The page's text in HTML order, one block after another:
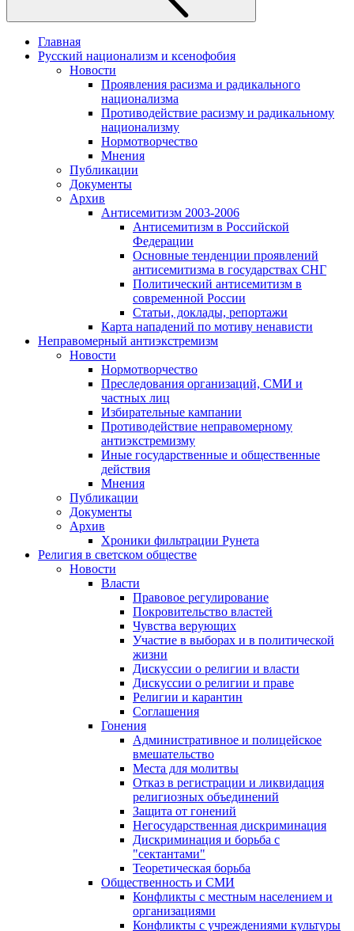
Главная
Русский национализм и ксенофобия
Новости
Проявления расизма и радикального
национализма
Противодействие расизму и радикальному
национализму
Нормотворчество
Мнения
Публикации
Документы
Архив
Антисемитизм 2003-2006
Антисемитизм в Российской
Федерации
Основные тенденции проявлений
антисемитизма в государствах СНГ
Политический антисемитизм в
современной России
Статьи, доклады, репортажи
Карта нападений по мотиву ненависти
Неправомерный антиэкстремизм
Новости
Нормотворчество
Преследования организаций, СМИ и
частных лиц
Избирательные кампании
Противодействие неправомерному
антиэкстремизму
Иные государственные и общественные
действия
Мнения
Публикации
Документы
Архив
Хроники фильтрации Рунета
Религия в светском обществе
Новости
Власти
Правовое регулирование
Покровительство властей
Чувства верующих
Участие в выборах и в политической
жизни
Дискуссии о религии и власти
Дискуссии о религии и праве
Религии и карантин
Соглашения
Гонения
Административное и полицейское
вмешательство
Места для молитвы
Отказ в регистрации и ликвидация
религиозных объединений
Защита от гонений
Негосударственная дискриминация
Дискриминация и борьба с
"сектантами"
Теоретическая борьба
Общественность и СМИ
Конфликты с местным населением и
организациями
Конфликты с учреждениями культуры